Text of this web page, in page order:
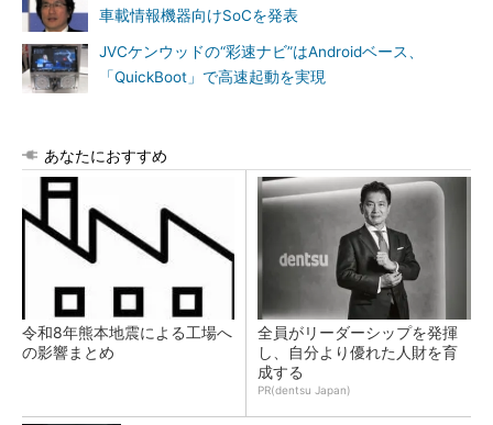
車載情報機器向けSoCを発表
JVCケンウッドの“彩速ナビ”はAndroidベース、
「QuickBoot」で高速起動を実現
あなたにおすすめ
令和8年熊本地震による工場へ
の影響まとめ
全員がリーダーシップを発揮
し、自分より優れた人財を育
成する
PR(dentsu Japan)